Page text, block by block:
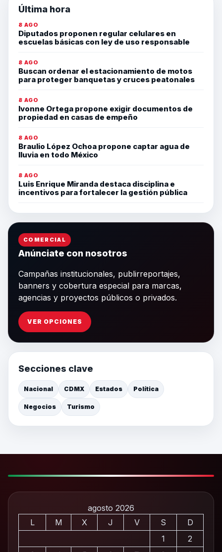
Última hora
8 AGO
Diputados proponen regular celulares en
escuelas básicas con ley de uso responsable
8 AGO
Buscan ordenar el estacionamiento de motos
para proteger banquetas y cruces peatonales
8 AGO
Ivonne Ortega propone exigir documentos de
propiedad en casas de empeño
8 AGO
Braulio López Ochoa propone captar agua de
lluvia en todo México
8 AGO
Luis Enrique Miranda destaca disciplina e
incentivos para fortalecer la gestión pública
COMERCIAL
Anúnciate con nosotros
Campañas institucionales, publirreportajes,
banners y cobertura especial para marcas,
agencias y proyectos públicos o privados.
VER OPCIONES
Secciones clave
Nacional CDMX Estados Política
Negocios Turismo
agosto 2026
L
M X J V S
D
1
2